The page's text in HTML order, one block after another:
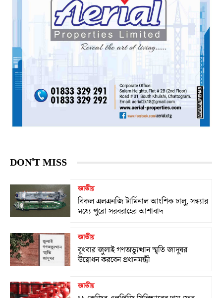
DON'T MISS
জাতীয়
বিকল এলএনজি টার্মিনাল আংশিক চালু, সন্ধ্যার
মধ্যে পুরো সরবরাহের আশাবাদ
জাতীয়
বুধবার জুলাই গণঅভ্যুত্থান স্মৃতি জাদুঘর
উদ্বোধন করবেন প্রধানমন্ত্রী
জাতীয়